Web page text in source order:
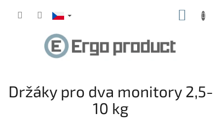
Držáky pro dva monitory 2,5-
10 kg